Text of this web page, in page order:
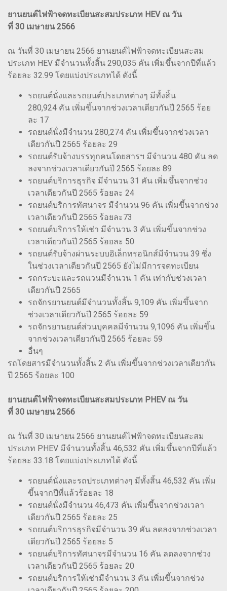
ยานยนต์ไฟฟ้าจดทะเบียนสะสมประเภท HEV ณ วัน
ที่ 30 เมษายน 2566
ณ วันที่ 30 เมษายน 2566 ยานยนต์ไฟฟ้าจดทะเบียนสะสม
ประเภท HEV มีจำนวนทั้งสิ้น 290,035 คัน เพิ่มขึ้นจากปีที่แล้ว
ร้อยละ 32.99 โดยแบ่งประเภทได้ ดังนี้
รถยนต์นั่งและรถยนต์ประเภทต่างๆ มีทั้งสิ้น
280,924 คัน เพิ่มขึ้นจากช่วงเวลาเดียวกันปี 2565 ร้อย
ละ 17
รถยนต์นั่งมีจำนวน 280,274 คัน เพิ่มขึ้นจากช่วงเวลา
เดียวกันปี 2565 ร้อยละ 29
รถยนต์รับจ้างบรรทุกคนโดยสารฯ มีจำนวน 480 คัน ลด
ลงจากช่วงเวลาเดียวกันปี 2565 ร้อยละ 89
รถยนต์บริการธุรกิจ มีจำนวน 31 คัน เพิ่มขึ้นจากช่วง
เวลาเดียวกันปี 2565 ร้อยละ 24
รถยนต์บริการทัศนาจร มีจำนวน 96 คัน เพิ่มขึ้นจากช่วง
เวลาเดียวกันปี 2565 ร้อยละ73
รถยนต์บริการให้เช่า มีจำนวน 3 คัน เพิ่มขึ้นจากช่วง
เวลาเดียวกันปี 2565 ร้อยละ 50
รถยนต์รับจ้างผ่านระบบอิเล็กทรอนิกส์มีจำนวน 39 ซึ่ง
ในช่วงเวลาเดียวกันปี 2565 ยังไม่มีการจดทะเบียน
รถกระบะและรถแวนมีจำนวน 1 คัน เท่ากับช่วงเวลา
เดียวกันปี 2565
รถจักรยานยนต์มีจำนวนทั้งสิ้น 9,109 คัน เพิ่มขึ้นจาก
ช่วงเวลาเดียวกันปี 2565 ร้อยละ 59
รถจักรยานยนต์ส่วนบุคคลมีจำนวน 9,1096 คัน เพิ่มขึ้น
จากช่วงเวลาเดียวกันปี 2565 ร้อยละ 59
อื่นๆ
รถโดยสารมีจำนวนทั้งสิ้น 2 คัน เพิ่มขึ้นจากช่วงเวลาเดียวกัน
ปี 2565 ร้อยละ 100
ยานยนต์ไฟฟ้าจดทะเบียนสะสมประเภท PHEV ณ วัน
ที่ 30 เมษายน 2566
ณ วันที่ 30 เมษายน 2566 ยานยนต์ไฟฟ้าจดทะเบียนสะสม
ประเภท PHEV มีจำนวนทั้งสิ้น 46,532 คัน เพิ่มขึ้นจากปีที่แล้ว
ร้อยละ 33.18 โดยแบ่งประเภทได้ ดังนี้
รถยนต์นั่งและรถประเภทต่างๆ มีทั้งสิ้น 46,532 คัน เพิ่ม
ขึ้นจากปีที่แล้วร้อยละ 18
รถยนต์นั่งมีจำนวน 46,473 คัน เพิ่มขึ้นจากช่วงเวลา
เดียวกันปี 2565 ร้อยละ 25
รถยนต์บริการธุรกิจมีจำนวน 39 คัน ลดลงจากช่วงเวลา
เดียวกันปี 2565 ร้อยละ 5
รถยนต์บริการทัศนาจรมีจำนวน 16 คัน ลดลงจากช่วง
เวลาเดียวกันปี 2565 ร้อยละ 20
รถยนต์บริการให้เช่ามีจำนวน 3 คัน เพิ่มขึ้นจากช่วง